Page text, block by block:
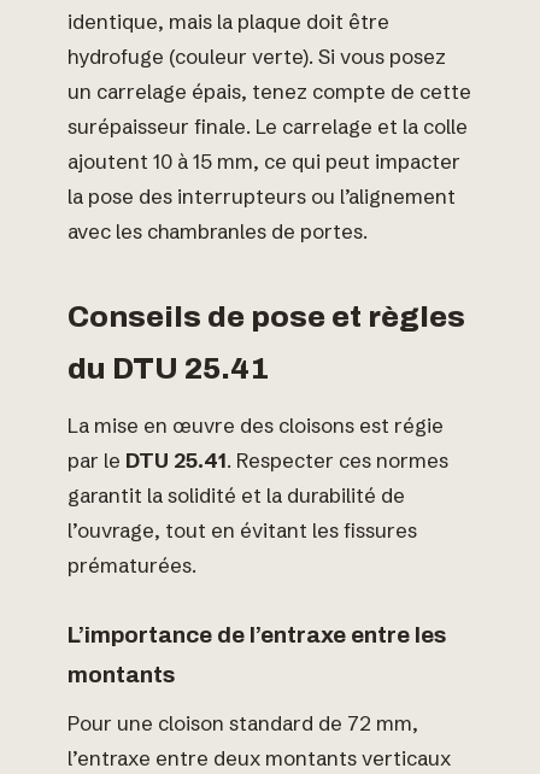
identique, mais la plaque doit être
hydrofuge (couleur verte). Si vous posez
un carrelage épais, tenez compte de cette
surépaisseur finale. Le carrelage et la colle
ajoutent 10 à 15 mm, ce qui peut impacter
la pose des interrupteurs ou l’alignement
avec les chambranles de portes.
Conseils de pose et règles
du DTU 25.41
La mise en œuvre des cloisons est régie
par le DTU 25.41. Respecter ces normes
garantit la solidité et la durabilité de
l’ouvrage, tout en évitant les fissures
prématurées.
L’importance de l’entraxe entre les
montants
Pour une cloison standard de 72 mm,
l’entraxe entre deux montants verticaux